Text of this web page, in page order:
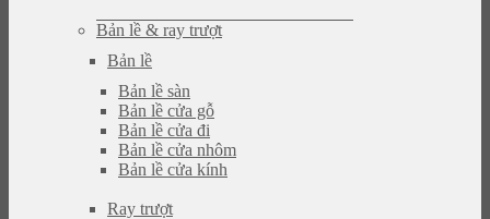
Bản lề & ray trượt
Bản lề
Bản lề sàn
Bản lề cửa gỗ
Bản lề cửa đi
Bản lề cửa nhôm
Bản lề cửa kính
Ray trượt